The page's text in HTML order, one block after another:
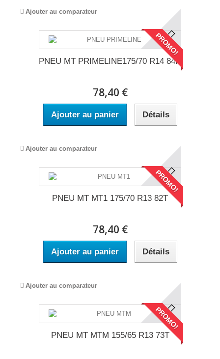
Ajouter au comparateur
PROMO!
PNEU MT PRIMELINE175/70 R14 84H
78,40 €
Ajouter au panier Détails
Ajouter au comparateur
PROMO!
PNEU MT MT1 175/70 R13 82T
78,40 €
Ajouter au panier Détails
Ajouter au comparateur
PROMO!
PNEU MT MTM 155/65 R13 73T